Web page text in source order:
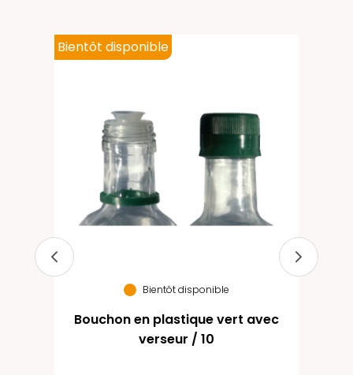
Bientôt disponible
Bouchon en plastique vert avec
verseur / 10
Bientôt disponible